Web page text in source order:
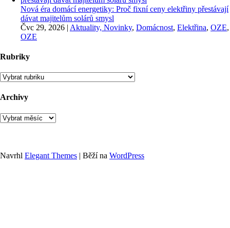
Nová éra domácí energetiky: Proč fixní ceny elektřiny přestávají
dávat majitelům solárů smysl
Čvc 29, 2026 | Aktuality, Novinky, Domácnost, Elektřina, OZE,
OZE
Rubriky
Rubriky
Archivy
Archivy
Navrhl Elegant Themes | Běží na WordPress